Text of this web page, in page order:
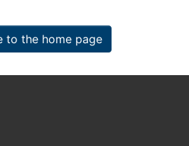
to the home page